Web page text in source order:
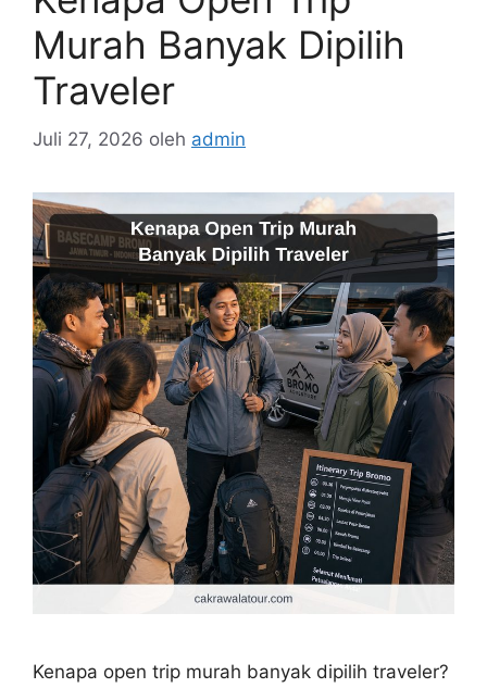
Murah Banyak Dipilih
Traveler
Juli 27, 2026 oleh admin
Kenapa open trip murah banyak dipilih traveler?